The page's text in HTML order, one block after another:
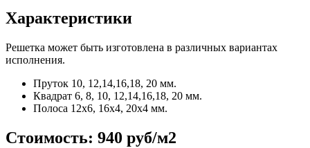
Характеристики
Решетка может быть изготовлена в различных вариантах
исполнения.
Пруток 10, 12,14,16,18, 20 мм.
Квадрат 6, 8, 10, 12,14,16,18, 20 мм.
Полоса 12x6, 16x4, 20x4 мм.
Стоимость: 940 руб/м2